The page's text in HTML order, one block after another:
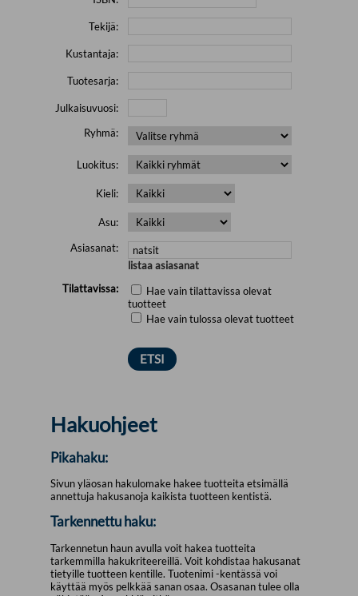
Tekijä:
Kustantaja:
Tuotesarja:
Julkaisuvuosi:
Ryhmä:
Luokitus:
Kieli:
Asu:
Asiasanat:
listaa asiasanat
Tilattavissa:
Hae vain tilattavissa olevat
tuotteet
Hae vain tulossa olevat tuotteet
Hakuohjeet
Pikahaku:
Sivun yläosan hakulomake hakee tuotteita etsimällä
annettuja hakusanoja kaikista tuotteen kentistä.
Tarkennettu haku:
Tarkennetun haun avulla voit hakea tuotteita
tarkemmilla hakukriteereillä. Voit kohdistaa hakusanat
tietyille tuotteen kentille. Tuotenimi -kentässä voi
käyttää myös pelkkää sanan osaa. Osasanan tulee olla